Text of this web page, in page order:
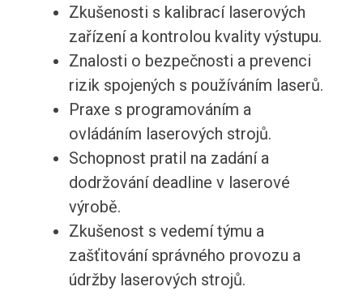
Zkušenosti s kalibrací laserových
zařízení a kontrolou kvality výstupu.
Znalosti o bezpečnosti a prevenci
rizik spojených s používáním laserů.
Praxe s programováním a
ovládáním laserových strojů.
Schopnost pratil na zadání a
dodržování deadline v laserové
výrobě.
Zkušenost s vedemí týmu a
zašťitování správného provozu a
údržby laserových strojů.